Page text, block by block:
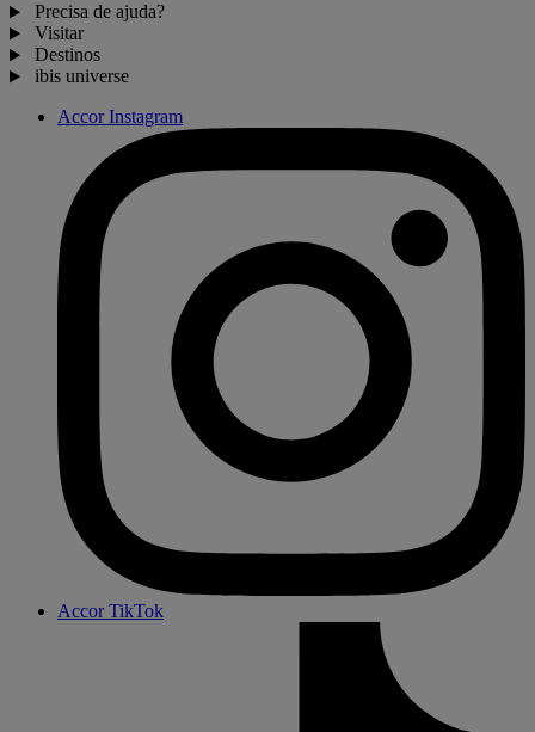
Precisa de ajuda?
Visitar
Destinos
ibis universe
Accor Instagram
Accor TikTok